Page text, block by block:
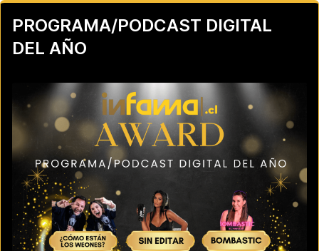
PROGRAMA/PODCAST DIGITAL
DEL AÑO